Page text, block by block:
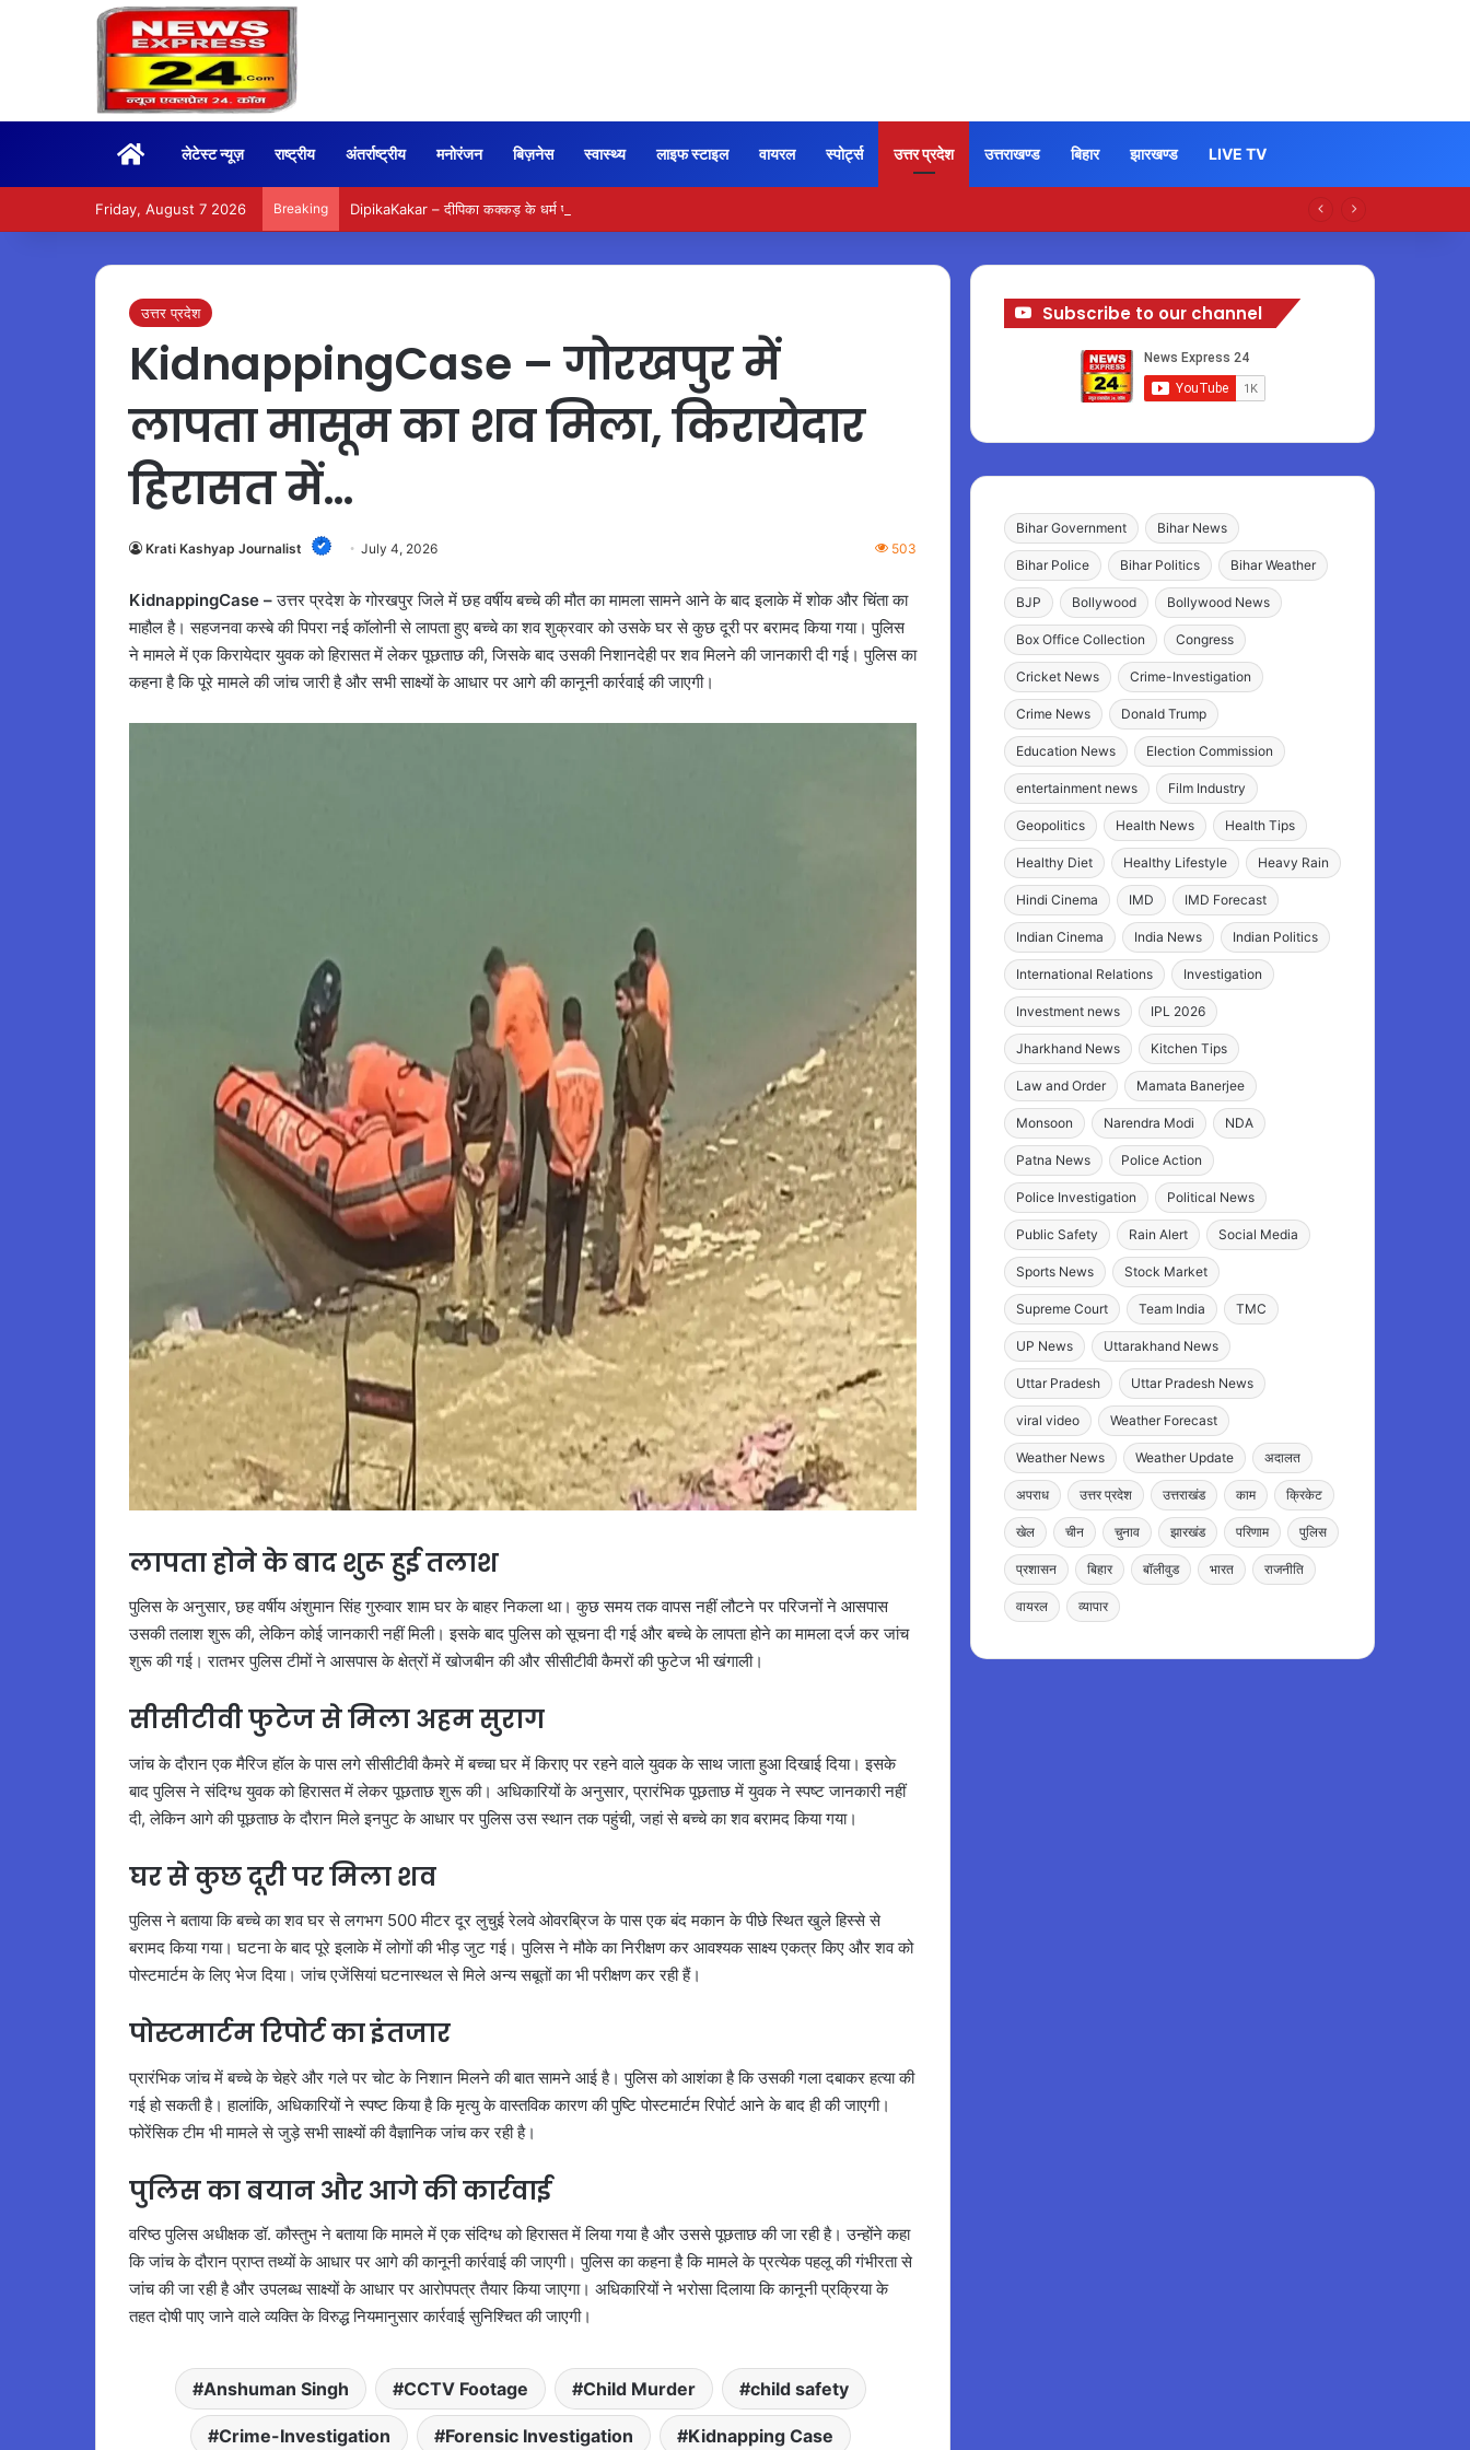
Homeलेटेस्ट न्यूज़ राष्ट्रीय अंतर्राष्ट्रीय मनोरंजन बिज़नेस स्वास्थ्य लाइफ स्टाइल वायरल स्पोर्ट्स उत्तर प्रदेश उत्तराखण्ड बिहार झारखण्ड LIVE TV
Friday, August 7 2026 Breaking DipikaKakar – दीपिका कक्कड़ के धर्म परिवर्तन पर को-स्टार ने किया बड़ा खुलासा
उत्तर प्रदेश
KidnappingCase – गोरखपुर में
लापता मासूम का शव मिला, किरायेदार
हिरासत में…
Krati Kashyap Journalist July 4, 2026 503
KidnappingCase –उत्तर प्रदेश के गोरखपुर जिले में छह वर्षीय बच्चे की मौत का मामला सामने आने के बाद इलाके में शोक और चिंता का
माहौल है। सहजनवा कस्बे की पिपरा नई कॉलोनी से लापता हुए बच्चे का शव शुक्रवार को उसके घर से कुछ दूरी पर बरामद किया गया। पुलिस
ने मामले में एक किरायेदार युवक को हिरासत में लेकर पूछताछ की, जिसके बाद उसकी निशानदेही पर शव मिलने की जानकारी दी गई। पुलिस का
कहना है कि पूरे मामले की जांच जारी है और सभी साक्ष्यों के आधार पर आगे की कानूनी कार्रवाई की जाएगी।
लापता होने के बाद शुरू हुई तलाश
पुलिस के अनुसार, छह वर्षीय अंशुमान सिंह गुरुवार शाम घर के बाहर निकला था। कुछ समय तक वापस नहीं लौटने पर परिजनों ने आसपास
उसकी तलाश शुरू की, लेकिन कोई जानकारी नहीं मिली। इसके बाद पुलिस को सूचना दी गई और बच्चे के लापता होने का मामला दर्ज कर जांच
शुरू की गई। रातभर पुलिस टीमों ने आसपास के क्षेत्रों में खोजबीन की और सीसीटीवी कैमरों की फुटेज भी खंगाली।
सीसीटीवी फुटेज से मिला अहम सुराग
जांच के दौरान एक मैरिज हॉल के पास लगे सीसीटीवी कैमरे में बच्चा घर में किराए पर रहने वाले युवक के साथ जाता हुआ दिखाई दिया। इसके
बाद पुलिस ने संदिग्ध युवक को हिरासत में लेकर पूछताछ शुरू की। अधिकारियों के अनुसार, प्रारंभिक पूछताछ में युवक ने स्पष्ट जानकारी नहीं
दी, लेकिन आगे की पूछताछ के दौरान मिले इनपुट के आधार पर पुलिस उस स्थान तक पहुंची, जहां से बच्चे का शव बरामद किया गया।
घर से कुछ दूरी पर मिला शव
पुलिस ने बताया कि बच्चे का शव घर से लगभग 500 मीटर दूर लुचुई रेलवे ओवरब्रिज के पास एक बंद मकान के पीछे स्थित खुले हिस्से से
बरामद किया गया। घटना के बाद पूरे इलाके में लोगों की भीड़ जुट गई। पुलिस ने मौके का निरीक्षण कर आवश्यक साक्ष्य एकत्र किए और शव को
पोस्टमार्टम के लिए भेज दिया। जांच एजेंसियां घटनास्थल से मिले अन्य सबूतों का भी परीक्षण कर रही हैं।
पोस्टमार्टम रिपोर्ट का इंतजार
प्रारंभिक जांच में बच्चे के चेहरे और गले पर चोट के निशान मिलने की बात सामने आई है। पुलिस को आशंका है कि उसकी गला दबाकर हत्या की
गई हो सकती है। हालांकि, अधिकारियों ने स्पष्ट किया है कि मृत्यु के वास्तविक कारण की पुष्टि पोस्टमार्टम रिपोर्ट आने के बाद ही की जाएगी।
फोरेंसिक टीम भी मामले से जुड़े सभी साक्ष्यों की वैज्ञानिक जांच कर रही है।
पुलिस का बयान और आगे की कार्रवाई
वरिष्ठ पुलिस अधीक्षक डॉ. कौस्तुभ ने बताया कि मामले में एक संदिग्ध को हिरासत में लिया गया है और उससे पूछताछ की जा रही है। उन्होंने कहा
कि जांच के दौरान प्राप्त तथ्यों के आधार पर आगे की कानूनी कार्रवाई की जाएगी। पुलिस का कहना है कि मामले के प्रत्येक पहलू की गंभीरता से
जांच की जा रही है और उपलब्ध साक्ष्यों के आधार पर आरोपपत्र तैयार किया जाएगा। अधिकारियों ने भरोसा दिलाया कि कानूनी प्रक्रिया के
तहत दोषी पाए जाने वाले व्यक्ति के विरुद्ध नियमानुसार कार्रवाई सुनिश्चित की जाएगी।
Anshuman Singh CCTV Footage Child Murder child safety
Crime-Investigation Forensic Investigation Kidnapping Case
Subscribe to our channel
Bihar Government Bihar News
Bihar Police Bihar Politics Bihar Weather
BJP Bollywood Bollywood News
Box Office Collection Congress
Cricket News Crime-Investigation
Crime News Donald Trump
Education News Election Commission
entertainment news Film Industry
Geopolitics Health News Health Tips
Healthy Diet Healthy Lifestyle Heavy Rain
Hindi Cinema IMD IMD Forecast
Indian Cinema India News Indian Politics
International Relations Investigation
Investment news IPL 2026
Jharkhand News Kitchen Tips
Law and Order Mamata Banerjee
Monsoon Narendra Modi NDA
Patna News Police Action
Police Investigation Political News
Public Safety Rain Alert Social Media
Sports News Stock Market
Supreme Court Team India TMC
UP News Uttarakhand News
Uttar Pradesh Uttar Pradesh News
viral video Weather Forecast
Weather News Weather Update अदालत
अपराध उत्तर प्रदेश उत्तराखंड काम क्रिकेट
खेल चीन चुनाव झारखंड परिणाम पुलिस
प्रशासन बिहार बॉलीवुड भारत राजनीति
वायरल व्यापार